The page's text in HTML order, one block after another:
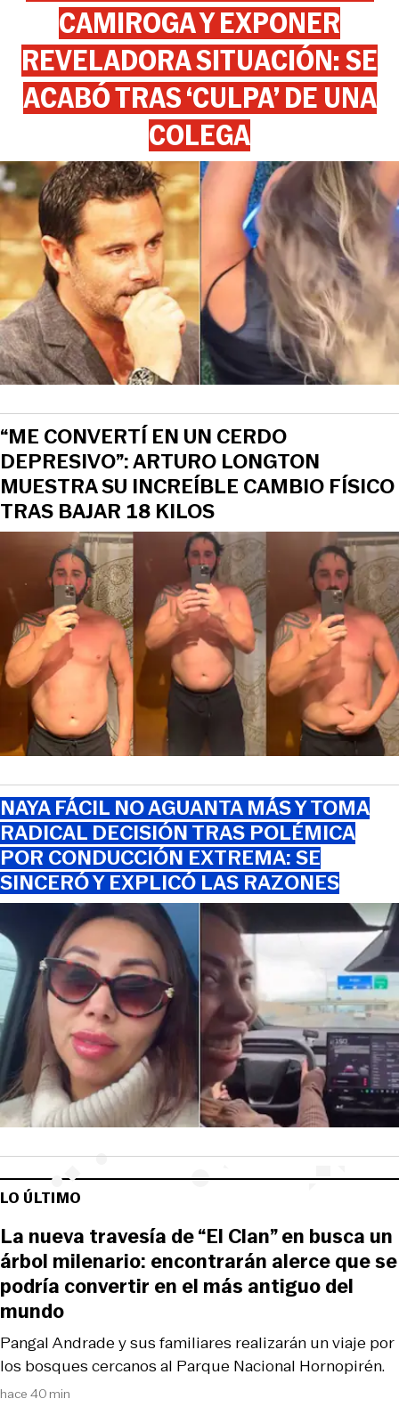
View this post on Instagram
CAMIROGA Y EXPONER
REVELADORA SITUACIÓN: SE
ACABÓ TRAS ‘CULPA’ DE UNA
COLEGA
“ME CONVERTÍ EN UN CERDO
DEPRESIVO”: ARTURO LONGTON
MUESTRA SU INCREÍBLE CAMBIO FÍSICO
TRAS BAJAR 18 KILOS
NAYA FÁCIL NO AGUANTA MÁS Y TOMA
RADICAL DECISIÓN TRAS POLÉMICA
POR CONDUCCIÓN EXTREMA: SE
SINCERÓ Y EXPLICÓ LAS RAZONES
LO ÚLTIMO
hace 40 min
Pangal Andrade y sus familiares realizarán un viaje por
los bosques cercanos al Parque Nacional Hornopirén.
La nueva travesía de “El Clan” en busca un
árbol milenario: encontrarán alerce que se
podría convertir en el más antiguo del
mundo